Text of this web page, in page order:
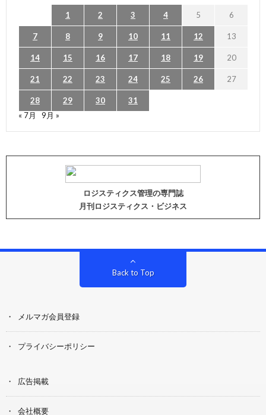
1 2 3 4 5 6
7 8 9 10 11 12 13
14 15 16 17 18 19 20
21 22 23 24 25 26 27
28 29 30
31
« 7月
9月 »
ロジスティクス管理の専門誌
月刊ロジスティクス・ビジネス
Back to Top
メルマガ会員登録
プライバシーポリシー
広告掲載
会社概要